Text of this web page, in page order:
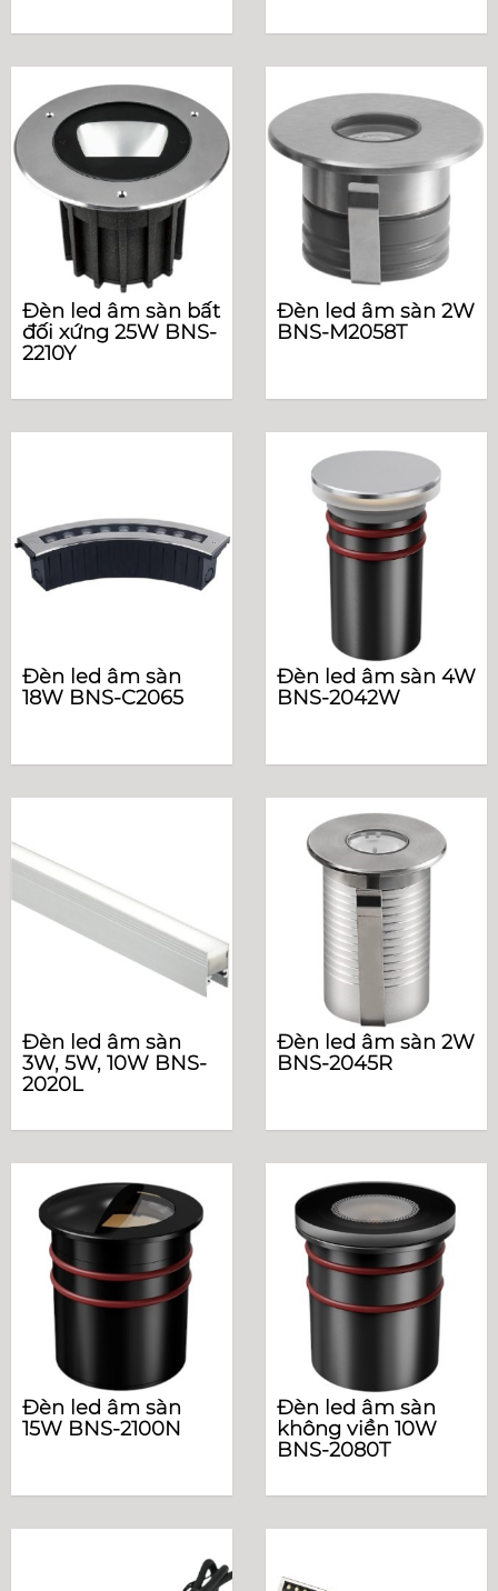
Đèn led âm sàn bất
đối xứng 25W BNS-
2210Y
Đèn led âm sàn 2W
BNS-M2058T
Đèn led âm sàn
18W BNS-C2065
Đèn led âm sàn 4W
BNS-2042W
Đèn led âm sàn
3W, 5W, 10W BNS-
2020L
Đèn led âm sàn 2W
BNS-2045R
Đèn led âm sàn
15W BNS-2100N
Đèn led âm sàn
không viền 10W
BNS-2080T